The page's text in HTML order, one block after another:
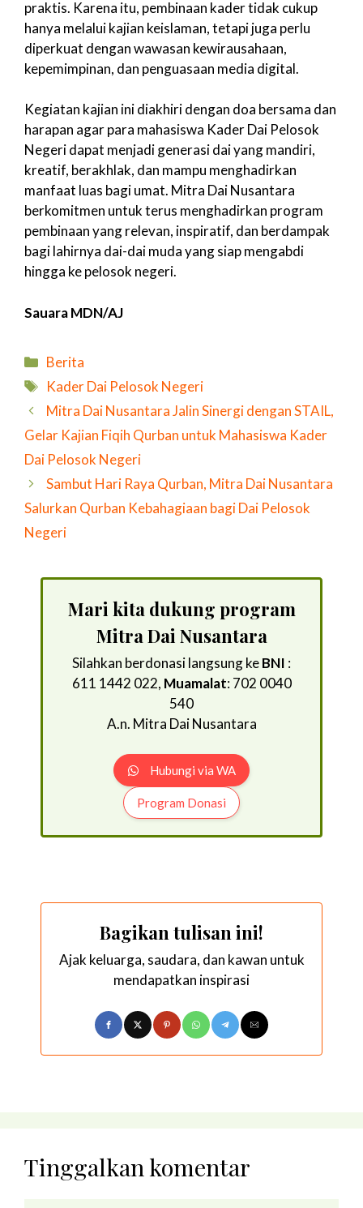
praktis. Karena itu, pembinaan kader tidak cukup
hanya melalui kajian keislaman, tetapi juga perlu
diperkuat dengan wawasan kewirausahaan,
kepemimpinan, dan penguasaan media digital.
Kegiatan kajian ini diakhiri dengan doa bersama dan
harapan agar para mahasiswa Kader Dai Pelosok
Negeri dapat menjadi generasi dai yang mandiri,
kreatif, berakhlak, dan mampu menghadirkan
manfaat luas bagi umat. Mitra Dai Nusantara
berkomitmen untuk terus menghadirkan program
pembinaan yang relevan, inspiratif, dan berdampak
bagi lahirnya dai-dai muda yang siap mengabdi
hingga ke pelosok negeri.
Sauara MDN/AJ
Kategori
Berita
Tag
Kader Dai Pelosok Negeri
Mitra Dai Nusantara Jalin Sinergi dengan STAIL,
Gelar Kajian Fiqih Qurban untuk Mahasiswa Kader
Dai Pelosok Negeri
Sambut Hari Raya Qurban, Mitra Dai Nusantara
Salurkan Qurban Kebahagiaan bagi Dai Pelosok
Negeri
Mari kita dukung program
Mitra Dai Nusantara
Silahkan berdonasi langsung keBNI :
611 1442 022, Muamalat: 702 0040
540
A.n. Mitra Dai Nusantara
Hubungi via WA
Program Donasi
Bagikan tulisan ini!
Ajak keluarga, saudara, dan kawan untuk
mendapatkan inspirasi
Tinggalkan komentar